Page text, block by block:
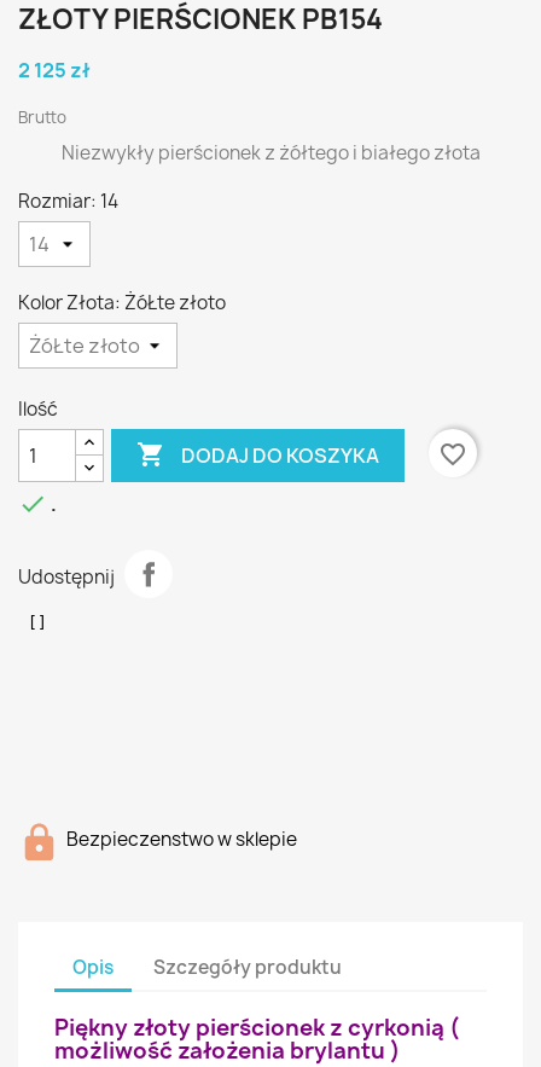
ZŁOTY PIERŚCIONEK PB154
2 125 zł
Brutto
Niezwykły pierścionek z żółtego i białego złota
Rozmiar: 14
Kolor Złota: ŻóŁte złoto
Ilość
 DODAJ DO KOSZYKA
favorite_border
 .
Udostępnij
Bezpieczenstwo w sklepie
Opis Szczegóły produktu
Piękny złoty pierścionek z cyrkonią (
możliwość założenia brylantu )